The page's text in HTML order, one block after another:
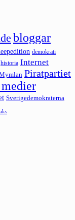
bloggar
demokrati
historia Internet
Piratpartiet
Sverigedemokraterna